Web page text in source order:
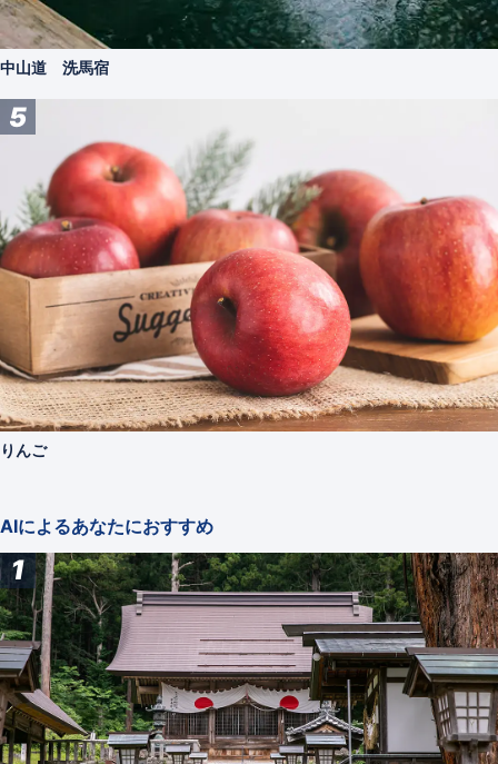
中山道 洗馬宿
5
りんご
AIによるあなたにおすすめ
1